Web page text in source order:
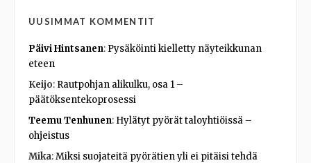
UUSIMMAT KOMMENTIT
Päivi Hintsanen: Pysäköinti kielletty näyteikkunan
eteen
Keijo: Rautpohjan alikulku, osa 1 –
päätöksentekoprosessi
Teemu Tenhunen: Hylätyt pyörät taloyhtiöissä –
ohjeistus
Mika:Miksi suojateitä pyörätien yli ei pitäisi tehdä